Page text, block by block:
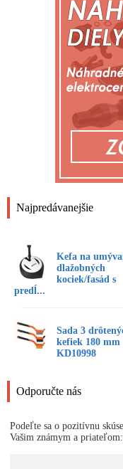
Najpredávanejšie
Kefa na
dlažobných
kociek/fasád s
predĺ...
Sada 3
kefiek 180 mm
KD10998
Odporučte nás
Podeľte sa o pozitívnu
Vašim známym a priateľom: